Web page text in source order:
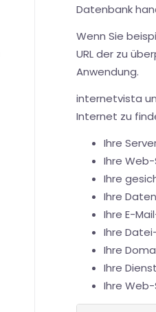
Datenbank
Wenn Sie
URL der zu
Anwendung.
internetvista
Internet zu
Ihre
Ihre
Ihre
Ihre
Ihre E-
Ihre
Ihre
Ihre
Ihre